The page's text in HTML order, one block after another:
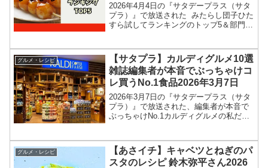
2026年4月4日の『サタデープラス（サタ
プラ）』で放送された みたらし団子ひた
すら試してランキングのトップ5＆部門別
とに、コンビニ、スーパーなどで買える
11種類...
グルメ・レシピ
【サタプラ】カルディグルメ10選
雑誌編集者が本音でぶっちゃけコ
レ買うNo.1食品2026年3月7日
2026年3月7日の『サタデープラス（サタ
プラ）』で放送された、編集者が本音で
ぶっちゃけNo.1カルディグルメの私だっ
は、サンキュ！、レタスクラブ編集者が
本音でぶっ...
グルメ・レシピ
【あさイチ】キャベツとねぎのパ
スタのレシピ 鈴木弥平さん2026